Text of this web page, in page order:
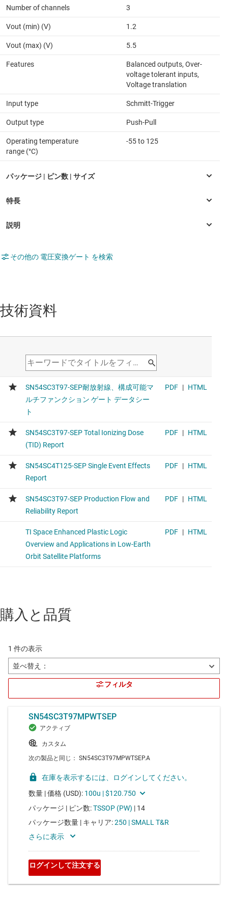
Number of channels 3
Vout (min) (V) 1.2
Vout (max) (V) 5.5
Features
Balanced outputs, Over-
voltage tolerant inputs,
Voltage translation
Input type Schmitt-Trigger
Output type Push-Pull
Operating temperature
range (°C)
-55 to 125
その他の 電圧変換ゲート を検索
技術資料
購入と品質